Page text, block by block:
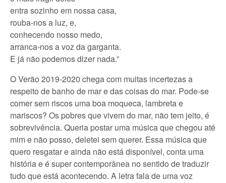
entra sozinho em nossa casa,
rouba-nos a luz, e,
conhecendo nosso medo,
arranca-nos a voz da garganta.
E já não podemos dizer nada.”
O Verão 2019-2020 chega com muitas incertezas a
respeito de banho de mar e das coisas do mar. Pode-se
comer sem riscos uma boa moqueca, lambreta e
mariscos? Os pobres que vivem do mar, não tem jeito, é
sobrevivência. Queria postar uma música que chegou até
mim e não posso, deletei sem querer. Essa música que
quero resgatar e ainda não está disponível, conta uma
história e é super contemporânea no sentido de traduzir
tudo que está acontecendo. A letra fala de uma voz